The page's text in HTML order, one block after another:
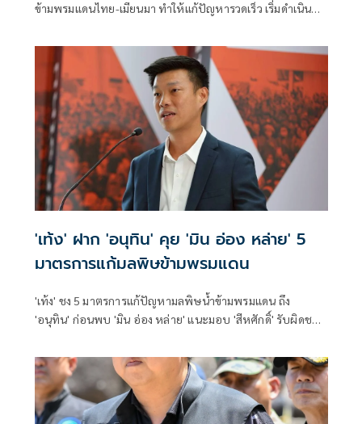
ข้ามพรมแดนไทย-เมียนมา ทำให้แก้ปัญหารวดเร็ว เริ่มดำเนิน
'เท้ง' ฝาก 'อนุทิน' คุย 'มิน อ่อง หล่าย' 5
มาตรการแก้มลพิษข้ามพรมแดน
'เท้ง' ชง 5 มาตรการแก้ปัญหามลพิษน้ำข้ามพรมแดน ถึง
'อนุทิน' ก่อนพบ 'มิน อ่อง หล่าย' แนะมอบ 'สีหศักดิ์' รับผิดชอบ